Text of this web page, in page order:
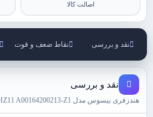
اصالت کالا
نقد و بررسی نقاط ضعف و قوت
نقد و بررسی
هندزفری بیسوس مدل Encok HZ11 A00164200213-Z1